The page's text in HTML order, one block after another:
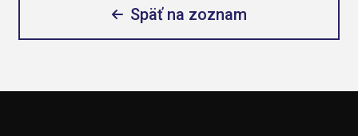
Späť na zoznam